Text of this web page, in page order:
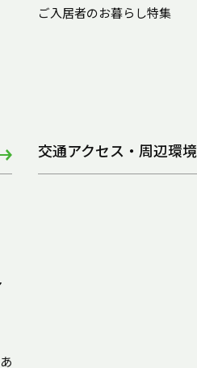
ご入居者のお暮らし特集
交通アクセス・周辺環境